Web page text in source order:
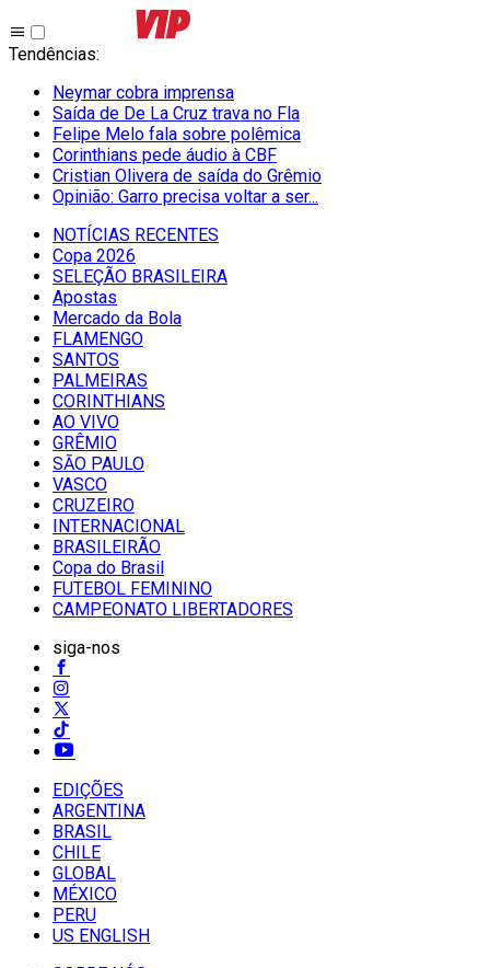
Tendências:
Neymar cobra imprensa
Saída de De La Cruz trava no Fla
Felipe Melo fala sobre polêmica
Corinthians pede áudio à CBF
Cristian Olivera de saída do Grêmio
Opinião: Garro precisa voltar a ser...
NOTÍCIAS RECENTES
Copa 2026
SELEÇÃO BRASILEIRA
Apostas
Mercado da Bola
FLAMENGO
SANTOS
PALMEIRAS
CORINTHIANS
AO VIVO
GRÊMIO
SĀO PAULO
VASCO
CRUZEIRO
INTERNACIONAL
BRASILEIRÃO
Copa do Brasil
FUTEBOL FEMININO
CAMPEONATO LIBERTADORES
siga-nos
EDIÇÕES
ARGENTINA
BRASIL
CHILE
GLOBAL
MÉXICO
PERU
US ENGLISH